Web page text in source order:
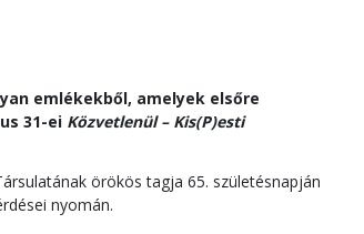
emlékekből, amelyek elsőre
31-ei Közvetlenül – Kis(P)esti
örökös tagja 65. születésnapján
nyomán.